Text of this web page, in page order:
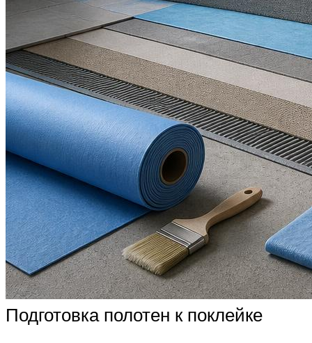
Подготовка полотен к поклейке